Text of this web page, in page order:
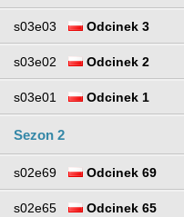
s03e03 Odcinek 3
s03e02 Odcinek 2
s03e01 Odcinek 1
Sezon 2
s02e69 Odcinek 69
s02e65 Odcinek 65